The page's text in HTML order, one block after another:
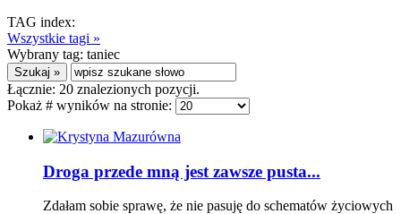
TAG index:
Wszystkie tagi »
Wybrany tag: taniec
Łącznie: 20 znalezionych pozycji.
Pokaż # wyników na stronie:
Droga przede mną jest zawsze pusta...
Zdałam sobie sprawę, że nie pasuję do schematów życiowych